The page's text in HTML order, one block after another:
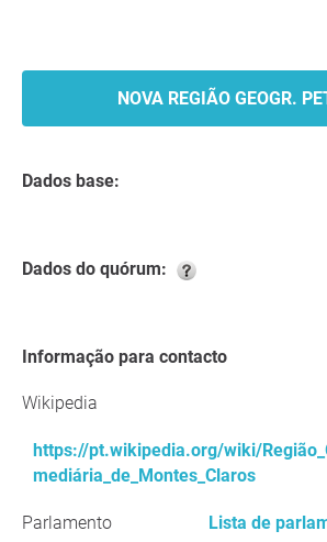
NOVA REGIÃO GEOGR.
Dados base:
Dados do quórum:
Informação para contacto
Wikipedia
https://pt.wikipedia.org/wiki/
mediária_de_Montes_Claros
Parlamento Lista de